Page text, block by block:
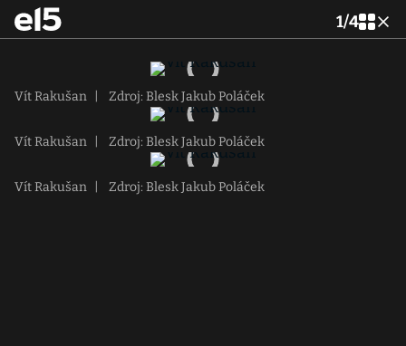
1/4
Vít Rakušan Zdroj: Blesk Jakub Poláček
Vít Rakušan Zdroj: Blesk Jakub Poláček
Vít Rakušan Zdroj: Blesk Jakub Poláček